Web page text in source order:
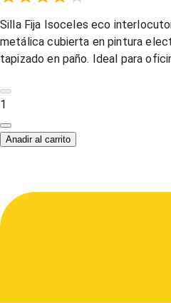
1 Star,
2 Stars,
3 Stars,
4 Stars,
5 Stars,
Silla Fija Isoceles eco
metálica cubierta en pintura
tapizado en paño. Ideal para
1
Anadir al carrito